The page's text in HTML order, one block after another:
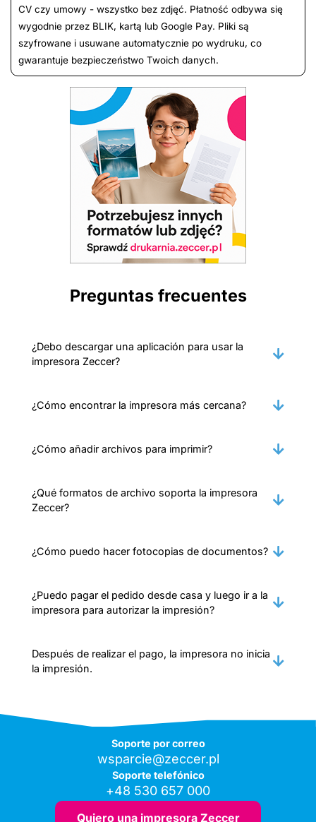
CV czy umowy - wszystko bez zdjęć. Płatność odbywa się
wygodnie przez BLIK, kartą lub Google Pay. Pliki są
szyfrowane i usuwane automatycznie po wydruku, co
gwarantuje bezpieczeństwo Twoich danych.
Preguntas frecuentes
¿Debo descargar una aplicación para usar la
impresora Zeccer?
¿Cómo encontrar la impresora más cercana?
¿Cómo añadir archivos para imprimir?
¿Qué formatos de archivo soporta la impresora
Zeccer?
¿Cómo puedo hacer fotocopias de documentos?
¿Puedo pagar el pedido desde casa y luego ir a la
impresora para autorizar la impresión?
Después de realizar el pago, la impresora no inicia
la impresión.
Soporte por correo
wsparcie@zeccer.pl
Soporte telefónico
+48 530 657 000
Quiero una impresora Zeccer